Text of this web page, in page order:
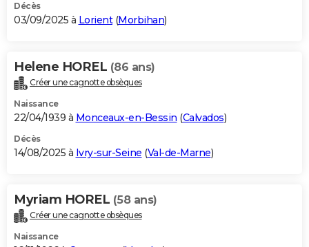
Décès
03/09/2025 à Lorient(Morbihan)
Helene HOREL (86 ans)
Créer une cagnotte obsèques
Naissance
22/04/1939 à Monceaux-en-Bessin (Calvados)
Décès
14/08/2025 à Ivry-sur-Seine (Val-de-Marne)
Myriam HOREL (58 ans)
Créer une cagnotte obsèques
Naissance